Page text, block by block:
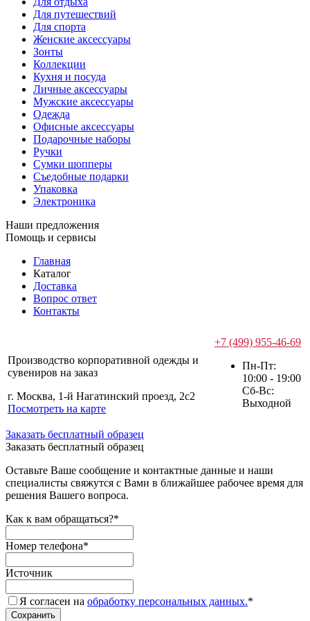
Для путешествий
Для спорта
Женские аксессуары
Зонты
Коллекции
Кухня и посуда
Личные аксессуары
Мужские аксессуары
Одежда
Офисные аксессуары
Подарочные наборы
Ручки
Сумки шопперы
Съедобные подарки
Упаковка
Электроника
Наши предложения
Помощь и сервисы
Главная
Каталог
Доставка
Вопрос ответ
Контакты
Производство корпоративной одежды и
сувениров на заказ
г. Москва, 1-й Нагатинский проезд, 2с2
Посмотреть на карте
+7 (499) 955-46-69
Пн-Пт:
10:00 - 19:00
Сб-Вс:
Выходной
Заказать бесплатный образец
Заказать бесплатный образец
Оставьте Ваше сообщение и контактные данные и наши
специалисты свяжутся с Вами в ближайшее рабочее время для
решения Вашего вопроса.
Как к вам обращаться?*
Номер телефона*
Источник
Я согласен на обработку персональных данных.*